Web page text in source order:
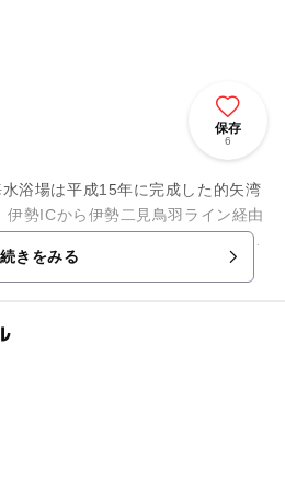
保存
6
浴場は平成15年に完成した的矢湾
伊勢ICから伊勢二見鳥羽ライン経由
スでは鳥羽バスセンターからかも
続きをみる